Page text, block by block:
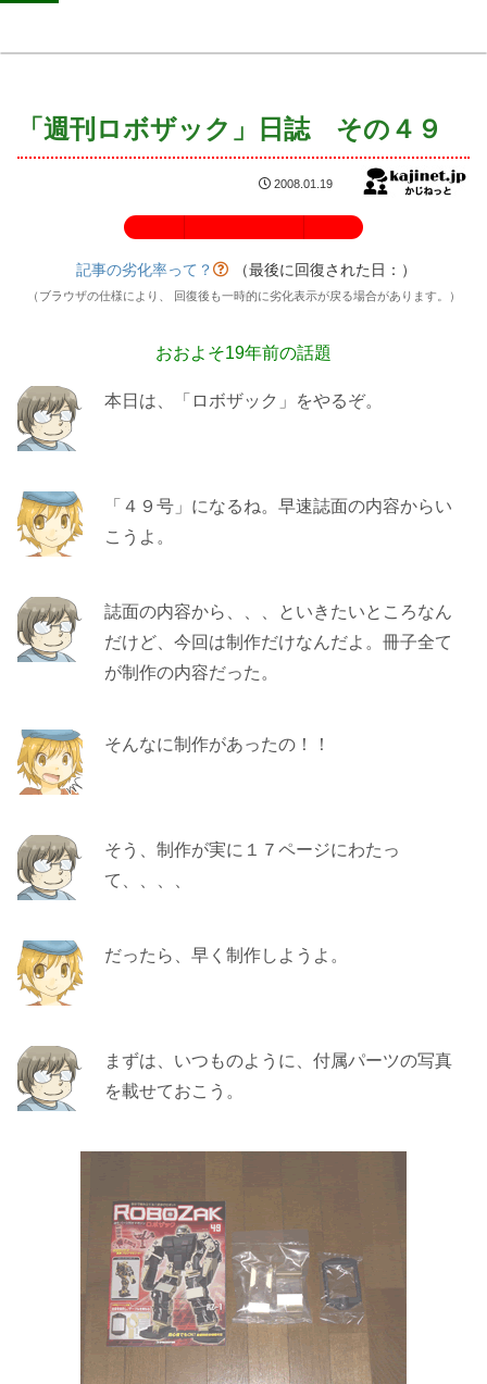
「週刊ロボザック」日誌 その４９
2008.01.19
記事の劣化率って？ （最後に回復された日： ）
（ブラウザの仕様により、 回復後も一時的に劣化表示が戻る場合があります。）
おおよそ19年前の話題
本日は、「ロボザック」をやるぞ。
「４９号」になるね。早速誌面の内容からい
こうよ。
誌面の内容から、、、といきたいところなん
だけど、今回は制作だけなんだよ。冊子全て
が制作の内容だった。
そんなに制作があったの！！
そう、制作が実に１７ページにわたっ
て、、、、
だったら、早く制作しようよ。
まずは、いつものように、付属パーツの写真
を載せておこう。